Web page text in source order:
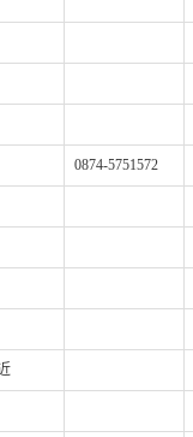
0874-5751572